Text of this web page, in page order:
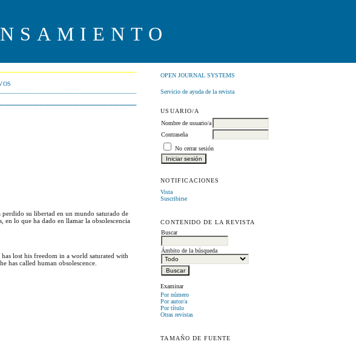
OPEN JOURNAL SYSTEMS
Servicio de ayuda de la revista
USUARIO/A
Nombre de usuario/a
Contraseña
No cerrar sesión
NOTIFICACIONES
Vista
Suscribirse
CONTENIDO DE LA REVISTA
Buscar
Ámbito de la búsqueda
Examinar
Por número
Por autor/a
Por título
Otras revistas
TAMAÑO DE FUENTE
su libertad en un mundo saturado de
en lo que ha dado en llamar la obsolescencia
lost his freedom in a world saturated with
has called human obsolescence.